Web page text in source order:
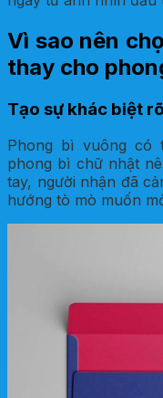
Vì sao nên
thay cho
Tạo sự khác biệt
Phong bì vuông
phong bì chữ nhật
tay, người nhận đã
hướng tò mò muốn